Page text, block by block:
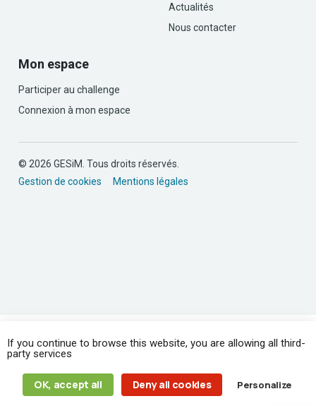
Actualités
Nous contacter
Mon espace
Participer au challenge
Connexion à mon espace
© 2026 GESiM. Tous droits réservés.
Gestion de cookies
Mentions légales
If you continue to browse this website, you are allowing all third-
party services
OK, accept all Deny all cookies Personalize